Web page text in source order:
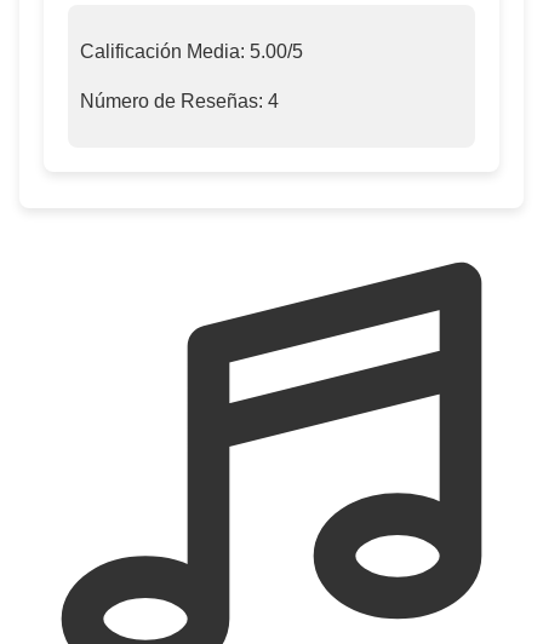
Calificación Media: 5.00/5
Número de Reseñas: 4